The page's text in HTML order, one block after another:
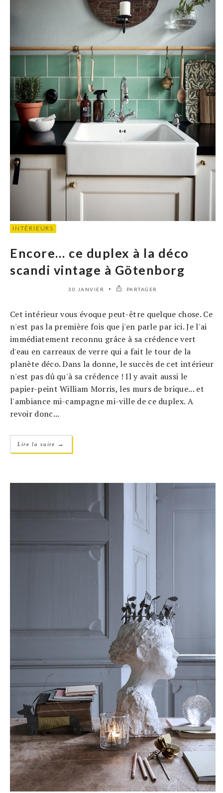
INTÉRIEURS
Encore… ce duplex à la déco
scandi vintage à Götenborg
30 JANVIER PARTAGER
Cet intérieur vous évoque peut-être quelque chose. Ce
n'est pas la première fois que j'en parle par ici. Je l'ai
immédiatement reconnu grâce à sa crédence vert
d'eau en carreaux de verre qui a fait le tour de la
planète déco. Dans la donne, le succès de cet intérieur
n'est pas dû qu'à sa crédence ! Il y avait aussi le
papier-peint William Morris, les murs de brique... et
l'ambiance mi-campagne mi-ville de ce duplex. A
revoir donc...
Lire la suite →